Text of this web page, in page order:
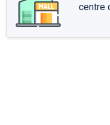
centre